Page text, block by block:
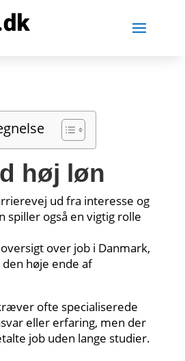
høj løn
ud fra interesse og
spiller også en vigtig rolle
over job i Danmark,
høje ende af
ofte specialiserede
eller erfaring, men der
job uden lange studier.